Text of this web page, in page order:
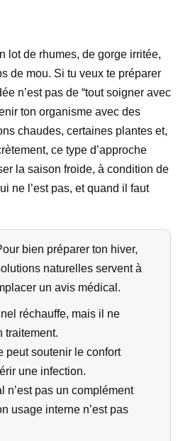
lot de rhumes, de gorge irritée,
de mou. Si tu veux te préparer
n’est pas de “tout soigner avec
ton organisme avec des
chaudes, certaines plantes et,
ce type d’approche
la saison froide, à condition de
ne l’est pas, et quand il faut
bien préparer ton hiver,
naturelles servent à
un avis médical.
réchauffe, mais il ne
traitement.
peut soutenir le confort
une infection.
n’est pas un complément
usage interne n’est pas